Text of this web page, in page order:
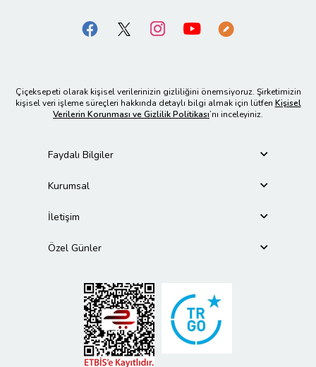
Çiçeksepeti olarak kişisel verilerinizin gizliliğini önemsiyoruz. Şirketimizin
kişisel veri işleme süreçleri hakkında detaylı bilgi almak için lütfen Kişisel
Verilerin Korunması ve Gizlilik Politikası’nı inceleyiniz.
Faydalı Bilgiler
Kurumsal
İletişim
Özel Günler